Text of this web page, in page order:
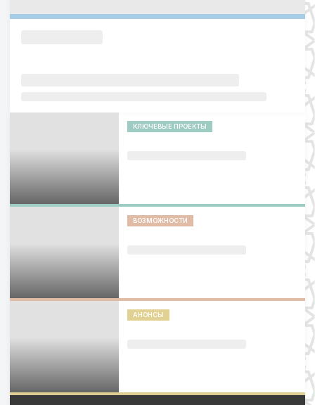
КЛЮЧЕВЫЕ ПРОЕКТЫ
ВОЗМОЖНОСТИ
АНОНСЫ